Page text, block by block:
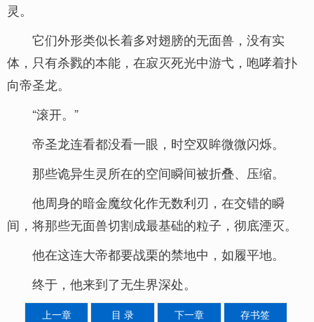
灵。
它们外形类似长着多对翅膀的无面兽，没有实
体，只有杀戮的本能，在寂灭死光中游弋，咆哮着扑
向帝圣龙。
“滚开。”
帝圣龙连看都没看一眼，时空双眸微微闪烁。
那些诡异生灵所在的空间瞬间被折叠、压缩。
他周身的暗金魔纹化作无数利刃，在交错的瞬
间，将那些无面兽切割成最基础的粒子，彻底湮灭。
他在这连大帝都要战栗的禁地中，如履平地。
终于，他来到了无生界深处。
上一章 目 录 下一章 存书签